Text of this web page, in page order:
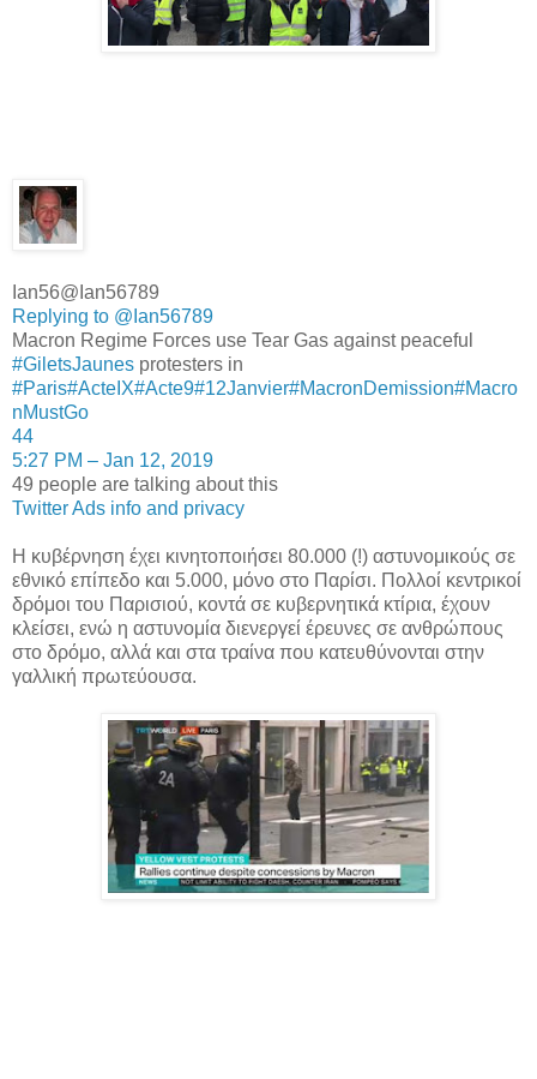
Ian56@Ian56789
Replying to @Ian56789
Macron Regime Forces use Tear Gas against peaceful
#GiletsJaunes protesters in
#Paris#ActeIX#Acte9#12Janvier#MacronDemission#Macro
nMustGo
44
5:27 PM – Jan 12, 2019
49 people are talking about this
Twitter Ads info and privacy
Η κυβέρνηση έχει κινητοποιήσει 80.000 (!) αστυνομικούς σε
εθνικό επίπεδο και 5.000, μόνο στο Παρίσι. Πολλοί κεντρικοί
δρόμοι του Παρισιού, κοντά σε κυβερνητικά κτίρια, έχουν
κλείσει, ενώ η αστυνομία διενεργεί έρευνες σε ανθρώπους
στο δρόμο, αλλά και στα τραίνα που κατευθύνονται στην
γαλλική πρωτεύουσα.